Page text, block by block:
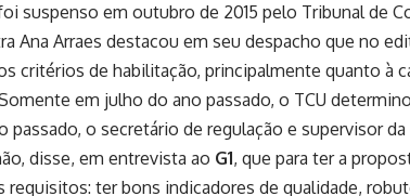
suspenso em outubro de 2015 pelo Tribunal de
Ana Arraes destacou em seu despacho que no
critérios de habilitação, principalmente quanto à
em julho do ano passado, o TCU
passado, o secretário de regulação e supervisor
disse, em entrevista ao G1, que para ter a
requisitos: ter bons indicadores de qualidade,